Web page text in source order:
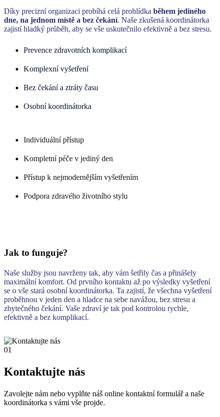
Díky precizní organizaci probíhá celá prohlídka během jediného
dne, na jednom místě a bez čekání. Naše zkušená koordinátorka
zajistí hladký průběh, aby se vše uskutečnilo efektivně a bez stresu.
Prevence zdravotních komplikací
Komplexní vyšetření
Bez čekání a ztráty času
Osobní koordinátorka
Individuální přístup
Kompletní péče v jediný den
Přístup k nejmodernějším vyšetřením
Podpora zdravého životního stylu
Jak to funguje?
Naše služby jsou navrženy tak, aby vám šetřily čas a přinášely
maximální komfort. Od prvního kontaktu až po výsledky vyšetření
se o vše stará osobní koordinátorka. Ta zajistí, že všechna vyšetření
proběhnou v jeden den a hladce na sebe navážou, bez stresu a
zbytečného čekání. Vaše zdraví je tak pod kontrolou rychle,
efektivně a bez komplikací.
01
Kontaktujte nás
Zavolejte nám nebo vyplňte náš online kontaktní formulář a naše
koordinátorka s vámi vše projde.